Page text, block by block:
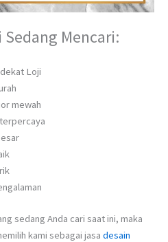
Mencari:
Loji
mewah
sedang Anda cari saat ini, maka
kami sebagai jasa desain